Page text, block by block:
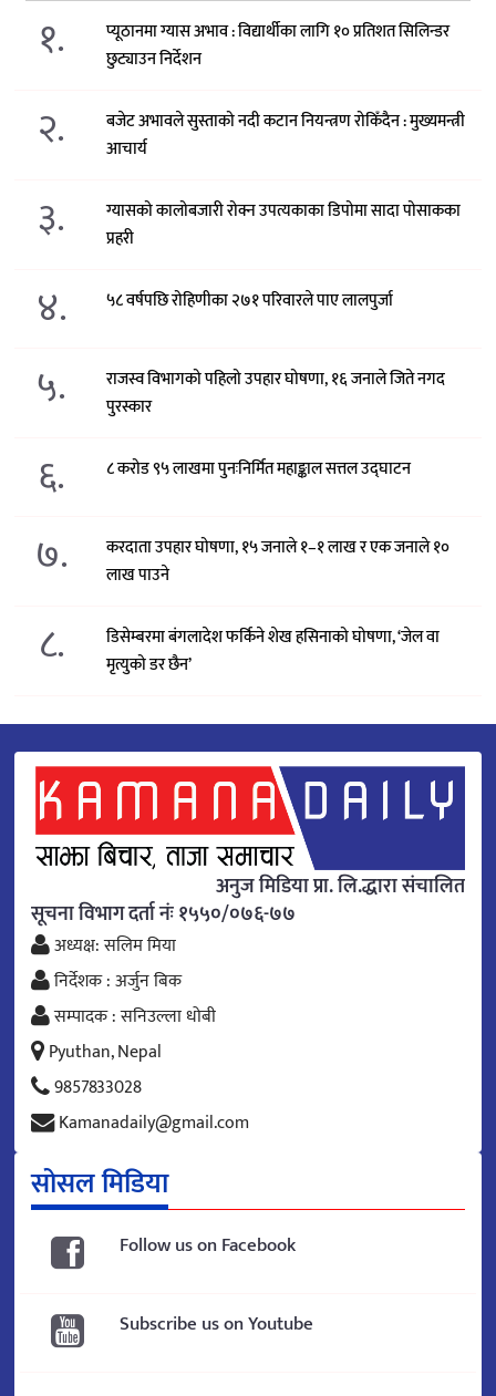
१.
प्यूठानमा ग्यास अभाव : विद्यार्थीका लागि १० प्रतिशत सिलिन्डर
छुट्याउन निर्देशन
२.
बजेट अभावले सुस्ताको नदी कटान नियन्त्रण रोकिँदैन : मुख्यमन्त्री
आचार्य
३.
ग्यासको कालोबजारी रोक्न उपत्यकाका डिपोमा सादा पोसाकका
प्रहरी
४. ५८ वर्षपछि रोहिणीका २७१ परिवारले पाए लालपुर्जा
५.
राजस्व विभागको पहिलो उपहार घोषणा, १६ जनाले जिते नगद
पुरस्कार
६. ८ करोड ९५ लाखमा पुनःनिर्मित महाङ्काल सत्तल उद्घाटन
७.
करदाता उपहार घोषणा, १५ जनाले १–१ लाख र एक जनाले १०
लाख पाउने
८.
डिसेम्बरमा बंगलादेश फर्किने शेख हसिनाको घोषणा, ‘जेल वा
मृत्युको डर छैन’
अनुज मिडिया प्रा. लि.द्धारा संचालित
सूचना विभाग दर्ता नंः १५५०/०७६-७७
अध्यक्ष: सलिम मिया
निर्देशक : अर्जुन बिक
सम्पादक : सनिउल्ला धोबी
Pyuthan, Nepal
9857833028
Kamanadaily@gmail.com
सोसल मिडिया
Follow us on Facebook
Subscribe us on Youtube